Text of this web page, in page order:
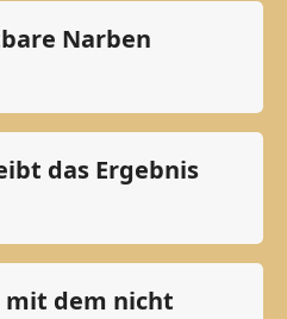
Narben
das Ergebnis
mit dem nicht